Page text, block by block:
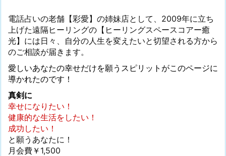
電話占いの老舗【彩愛】の姉妹店として、2009年に立ち
上げた遠隔ヒーリングの【ヒーリングスペースコアー癒
光】には日々、自分の人生を変えたいと切望される方から
のご相談が届きます。
愛しいあなたの幸せだけを願うスピリットがこのページに
導かれたのです！
真剣に
幸せになりたい！
健康的な生活をしたい！
成功したい！
と願うあなたに！
月会費￥1,500